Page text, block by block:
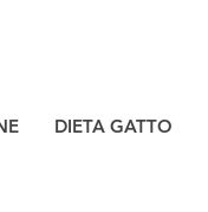
DIETA GATTO